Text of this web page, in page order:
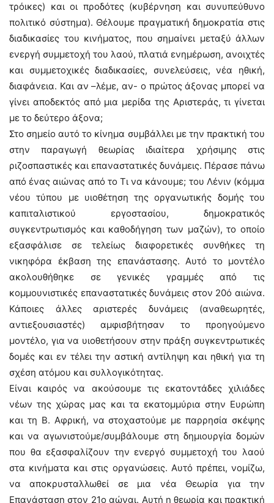
τρόικες) και οι προδότες (κυβέρνηση και συνυπεύθυνο
πολιτικό σύστημα). Θέλουμε πραγματική δημοκρατία στις
διαδικασίες του κινήματος, που σημαίνει μεταξύ άλλων
ενεργή συμμετοχή του λαού, πλατιά ενημέρωση, ανοιχτές
και συμμετοχικές διαδικασίες, συνελεύσεις, νέα ηθική,
διαφάνεια. Και αν –λέμε, αν- ο πρώτος άξονας μπορεί να
γίνει αποδεκτός από μια μερίδα της Αριστεράς, τι γίνεται
με το δεύτερο άξονα;
Στο σημείο αυτό το κίνημα συμβάλλει με την πρακτική του
στην παραγωγή θεωρίας ιδιαίτερα χρήσιμης στις
ριζοσπαστικές και επαναστατικές δυνάμεις. Πέρασε πάνω
από ένας αιώνας από το Τι να κάνουμε; του Λένιν (κόμμα
νέου τύπου με υιοθέτηση της οργανωτικής δομής του
καπιταλιστικού εργοστασίου, δημοκρατικός
συγκεντρωτισμός και καθοδήγηση των μαζών), το οποίο
εξασφάλισε σε τελείως διαφορετικές συνθήκες τη
νικηφόρα έκβαση της επανάστασης. Αυτό το μοντέλο
ακολουθήθηκε σε γενικές γραμμές από τις
κομμουνιστικές επαναστατικές δυνάμεις στον 20ό αιώνα.
Κάποιες άλλες αριστερές δυνάμεις (αναθεωρητές,
αντιεξουσιαστές) αμφισβήτησαν το προηγούμενο
μοντέλο, για να υιοθετήσουν στην πράξη συγκεντρωτικές
δομές και εν τέλει την αστική αντίληψη και ηθική για τη
σχέση ατόμου και συλλογικότητας.
Είναι καιρός να ακούσουμε τις εκατοντάδες χιλιάδες
νέων της χώρας μας και τα εκατομμύρια στην Ευρώπη
και τη Β. Αφρική, να στοχαστούμε με παρρησία σκέψης
και να αγωνιστούμε/συμβάλουμε στη δημιουργία δομών
που θα εξασφαλίζουν την ενεργό συμμετοχή του λαού
στα κινήματα και στις οργανώσεις. Αυτό πρέπει, νομίζω,
να αποκρυσταλλωθεί σε μια νέα Θεωρία για την
Επανάσταση στον 21ο αώναι. Αυτή η θεωρία και πρακτική